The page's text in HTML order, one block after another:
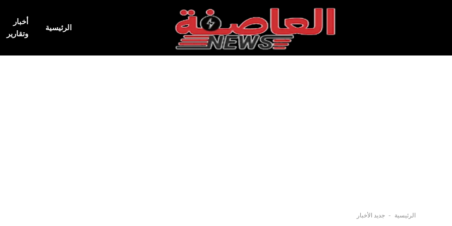
الرئيسية
أخبار
وتقارير
الرئيسية - جديد الأخبار